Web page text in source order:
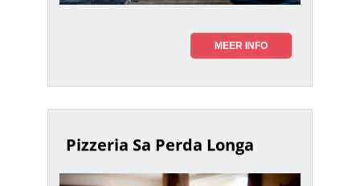
MEER INFO
Pizzeria Sa Perda Longa